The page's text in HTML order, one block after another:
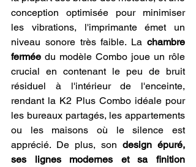
conception optimisée pour minimiser
les vibrations, l'imprimante émet un
niveau sonore très faible. La chambre
fermée du modèle Combo joue un rôle
crucial en contenant le peu de bruit
résiduel à l'intérieur de l'enceinte,
rendant la K2 Plus Combo idéale pour
les bureaux partagés, les appartements
ou les maisons où le silence est
apprécié. De plus, son design épuré,
ses lignes modernes et sa finition